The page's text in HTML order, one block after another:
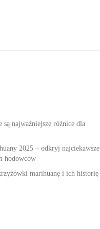
najważniejsze różnice dla
2025 – odkryj najciekawsze
hodowców
marihuanę i ich historię